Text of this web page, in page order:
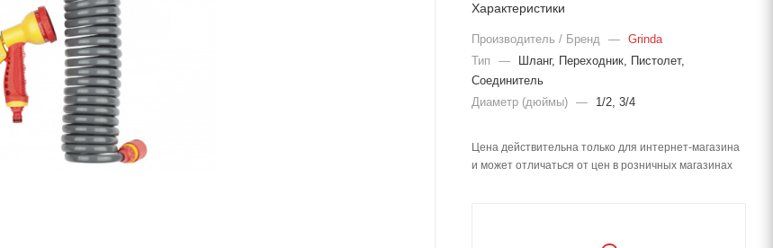
Характеристики
Производитель / Бренд — Grinda
Тип
—
Шланг, Переходник, Пистолет,
Соединитель
Диаметр (дюймы) — 1/2, 3/4
Цена действительна только для интернет-магазина
и может отличаться от цен в розничных магазинах